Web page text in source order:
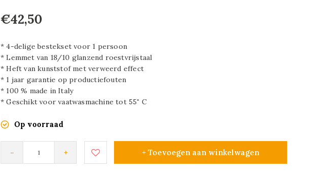
€42,50
* 4-delige bestekset voor 1 persoon
* Lemmet van 18/10 glanzend roestvrijstaal
* Heft van kunststof met verweerd effect
* 1 jaar garantie op productiefouten
* 100 % made in Italy
* Geschikt voor vaatwasmachine tot 55˚ C
Op voorraad
- + + Toevoegen aan winkelwagen